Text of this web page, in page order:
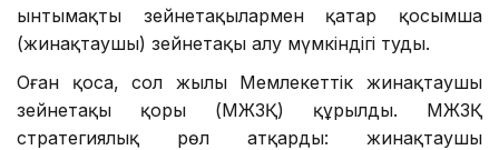
ынтымақты зейнетақылармен қатар қосымша
(жинақтаушы) зейнетақы алу мүмкіндігі туды.
Оған қоса, сол жылы Мемлекеттік жинақтаушы
зейнетақы қоры (МЖЗҚ) құрылды. МЖЗҚ
стратегиялық рөл атқарды: жинақтаушы